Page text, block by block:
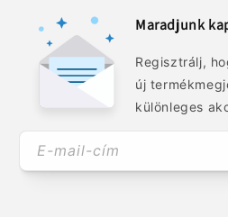
Maradjunk
Regisztrálj,
új
különleges
E-mail-cím